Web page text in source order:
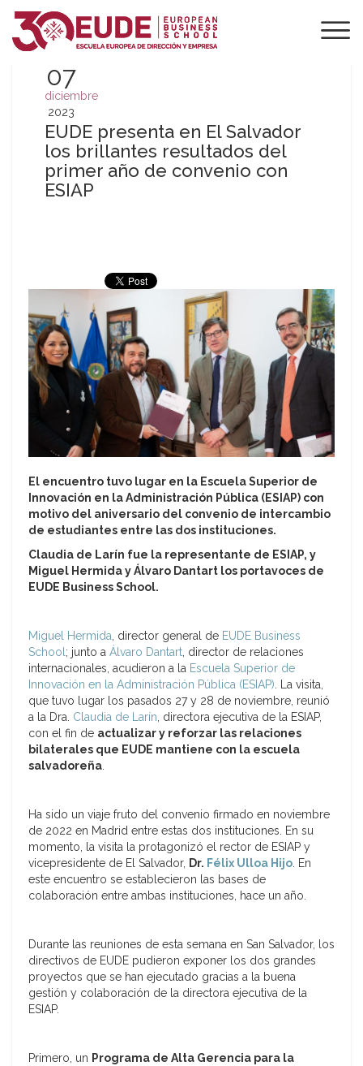
07
diciembre
2023
EUDE presenta en El Salvador
los brillantes resultados del
primer año de convenio con
ESIAP
El encuentro tuvo lugar en la Escuela Superior de
Innovación en la Administración Pública (ESIAP) con
motivo del aniversario del convenio de intercambio
de estudiantes entre las dos instituciones.
Claudia de Larín fue la representante de ESIAP, y
Miguel Hermida y Álvaro Dantart los portavoces de
EUDE Business School.
Miguel Hermida, director general de EUDE Business
School; junto a Álvaro Dantart, director de relaciones
internacionales, acudieron a la Escuela Superior de
Innovación en la Administración Pública (ESIAP). La visita,
que tuvo lugar los pasados 27 y 28 de noviembre, reunió
a la Dra. Claudia de Larín, directora ejecutiva de la ESIAP,
con el fin de actualizar y reforzar las relaciones
bilaterales que EUDE mantiene con la escuela
salvadoreña.
Ha sido un viaje fruto del convenio firmado en noviembre
de 2022 en Madrid entre estas dos instituciones. En su
momento, la visita la protagonizó el rector de ESIAP y
vicepresidente de El Salvador, Dr. Félix Ulloa Hijo. En
este encuentro se establecieron las bases de
colaboración entre ambas instituciones, hace un año.
Durante las reuniones de esta semana en San Salvador, los
directivos de EUDE pudieron exponer los dos grandes
proyectos que se han ejecutado gracias a la buena
gestión y colaboración de la directora ejecutiva de la
ESIAP.
Primero, un Programa de Alta Gerencia para la